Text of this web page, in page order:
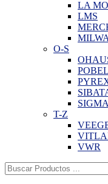
LA
LMS
O-S
POBEL
T-Z
VWR
Buscar: